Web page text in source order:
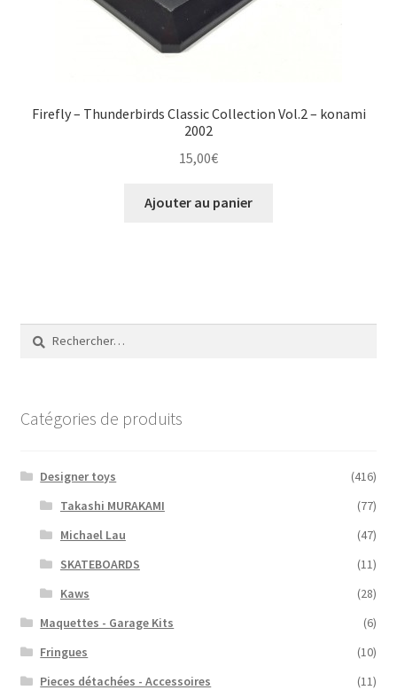
Firefly – Thunderbirds Classic Collection Vol.2 – konami
2002
15,00€
Ajouter au panier
Rechercher :
Catégories de produits
Designer toys
(416)
Takashi MURAKAMI
(77)
Michael Lau
(47)
SKATEBOARDS
(11)
Kaws
(28)
Maquettes - Garage Kits
(6)
Fringues
(10)
Pieces détachées - Accessoires
(11)